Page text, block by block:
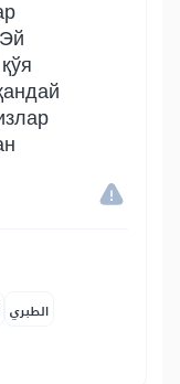
الطبري